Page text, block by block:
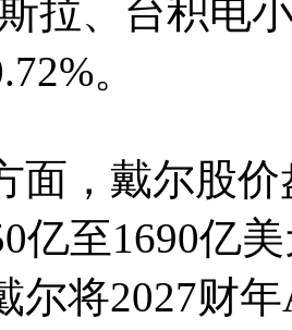
拉、台积电
。
，戴尔股价
亿至1690亿
尔将2027财